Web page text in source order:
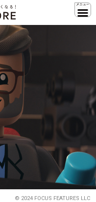
© 2024 FOCUS FEATURES LLC